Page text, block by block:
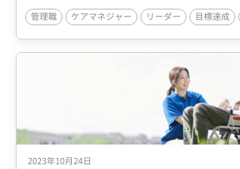
管理職 ケアマネジャー リーダー 目標達成
2023年10月24日